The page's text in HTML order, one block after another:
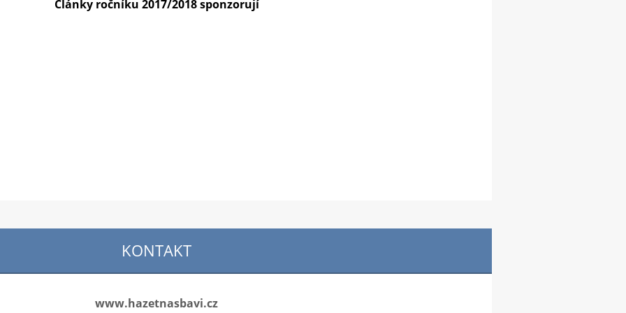
Články ročníku 2017/2018 sponzorují
KONTAKT
www.hazetnasbavi.cz